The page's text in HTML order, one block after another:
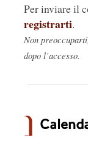
Per inviare il
registrarti.
Non
dopo l’accesso.